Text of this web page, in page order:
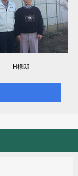
H様邸